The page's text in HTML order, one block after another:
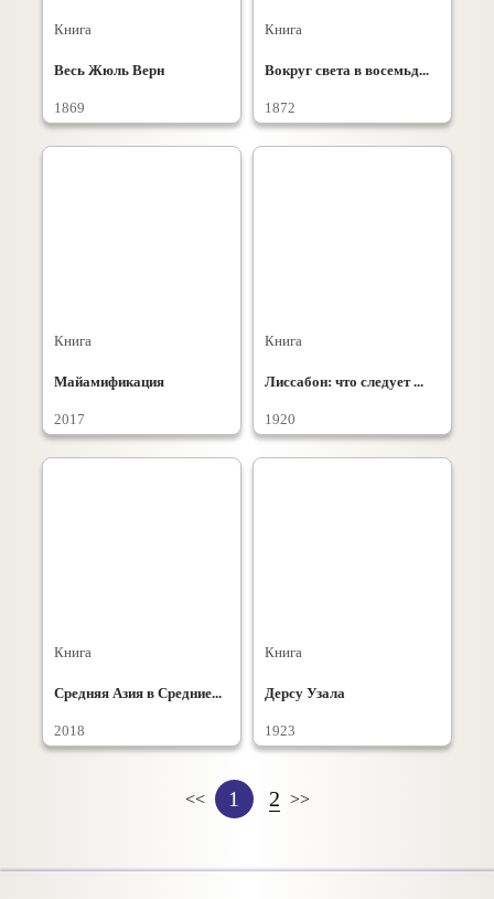
Книга
Весь Жюль Верн
1869
Книга
Вокруг света в восемьд...
1872
Книга
Майамификация
2017
Книга
Лиссабон: что следует ...
1920
Книга
Средняя Азия в Средние...
2018
Книга
Дерсу Узала
1923
<< 1 2 >>